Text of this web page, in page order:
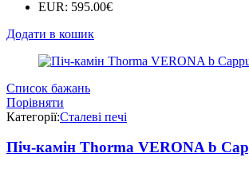
EUR: 595.00€
Додати в кошик
Список бажань
Порівняти
Категорії:Сталеві печі
Піч-камін Thorma VERONA b